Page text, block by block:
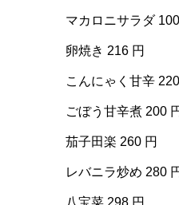
マカロニサラダ
卵焼き 216 円
こんにゃく甘辛
ごぼう甘辛煮 200
茄子田楽 260 円
レバニラ炒め 280
八宝菜 298 円